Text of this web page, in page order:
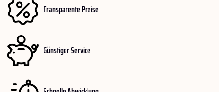
Transparente Preise
Günstiger Service